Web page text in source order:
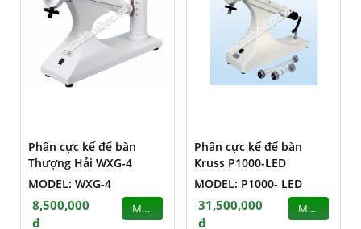
Phân cực kế để bàn
Thượng Hải WXG-4
MODEL: WXG-4
8,500,000
đ
MUA
Phân cực kế để bàn
Kruss P1000-LED
MODEL: P1000- LED
31,500,000
đ
MUA